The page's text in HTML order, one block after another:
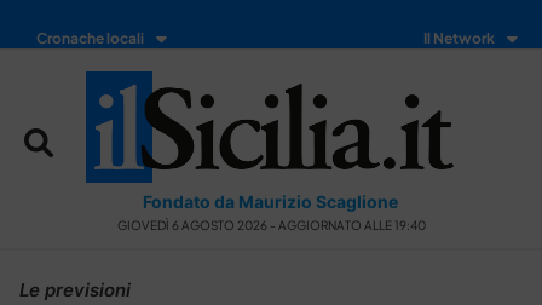
Cronache locali Il Network
Fondato da Maurizio Scaglione
GIOVEDÌ 6 AGOSTO 2026 - AGGIORNATO ALLE 19:40
Le previsioni